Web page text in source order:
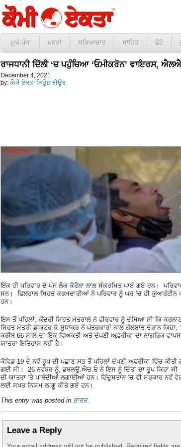
ਮੁਖੱ ਪੰਨਾ ਖ਼ਬਰਾਂ ਸਭਿਆਚਾਰ ਸਾਹਿਤ ਫੋਟੋ
ਰਾਜਧਾਨੀ ਦਿੱਲੀ ‘ਚ ਪਹੁੰਚਿਆ ‘ਓਮੀਕਰੋਨ’ ਵਾਇਰਸ,
December 4, 2021
by: ਕੌਮੀ ਏਕਤਾ ਨਿਊਜ਼ ਬੀਊਰੋ
ਇੱਕ ਹੀ ਪਰਿਵਾਰ ਦੇ ਪੰਜ ਲੋਕ ਕੋਰੋਨਾ ਨਾਲ ਸੰਕਰਮਿਤ ਪਾਏ ਗਏ ਹਨ।
ਸਨ। ਫਿਲਹਾਲ ਸਿਹਤ ਕਰਮਚਾਰੀਆਂ ਨੇ ਪਰਿਵਾਰ ਨੂੰ ਘਰ ‘ਚ ਹੀ
ਹਨ।
ਇਸ ਤੋਂ ਪਹਿਲਾਂ, ਕੇਂਦਰੀ ਸਿਹਤ ਮੰਤਰਾਲੇ ਨੇ ਵੀਰਵਾਰ ਨੂੰ ਦੱਸਿਆ ਸੀ ਕਿ
ਸਿਹਤ ਮੰਤਰੀ ਡਾਕਟਰ ਕੇ ਸੁਧਾਕਰ ਨੇ ਪੱਤਰਕਾਰਾਂ ਨਾਲ ਗੱਲਬਾਤ ਦੌਰਾਨ
ਕਰੀਬ 66 ਸਾਲ ਦਾ ਇੱਕ ਵਿਅਕਤੀ ਅਤੇ ਦੱਖਣੀ ਅਫ਼ਰੀਕਾ ਦਾ ਨਾਗਰਿਕ
ਯਾਤਰਾ ਇਤਿਹਾਸ ਨਹੀਂ ਹੈ।
ਕੋਵਿਡ-19 ਦੇ ਨਵੇਂ ਰੂਪ ਦੀ ਪਛਾਣ ਸਭ ਤੋਂ ਪਹਿਲਾਂ ਦੱਖਣੀ ਅਫਰੀਕਾ ਵਿੱਚ
ਗਈ ਸੀ। 26 ਨਵੰਬਰ ਨੂੰ, ਡਬਲਉ.ਐਚ.ਓ ਨੇ ਇਸ ਨੂੰ ਚਿੰਤਾ ਦਾ ਰੂਪ ਕਿਹਾ
ਦੀ ਯਾਤਰਾ ‘ਤੇ ਪਾਬੰਦੀਆਂ ਲਗਾਈਆਂ ਹਨ। ਹਿੰਦੁਸਤਾਨ ‘ਚ ਵੀ ਸਰਕਾਰ
ਲਈ ਸਖਤ ਨਿਯਮ ਲਾਗੂ ਕੀਤੇ ਗਏ ਹਨ।
This entry was posted in ਭਾਰਤ.
Leave a Reply